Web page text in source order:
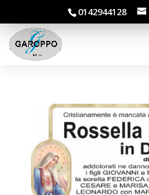
0142944128